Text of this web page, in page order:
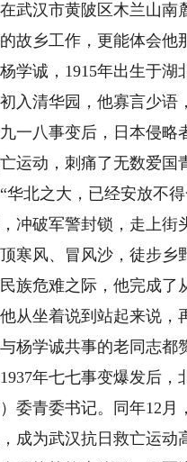
汉市黄陂区木兰山南麓
故乡工作，更能体会他
诚，1915年出生于湖北
入清华园，他寡言少语
八事变后，日本侵略者
运动，刺痛了无数爱国
之大，已经安放不得
冲破军警封锁，走上街
寒风、冒风沙，徒步乡
危难之际，他完成了从
从坐着说到站起来说，
杨学诚共事的老同志都
年七七事变爆发后，
）委青委书记。同年12
成为武汉抗日救亡运动